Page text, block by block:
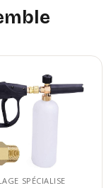
SPÉCIALISE